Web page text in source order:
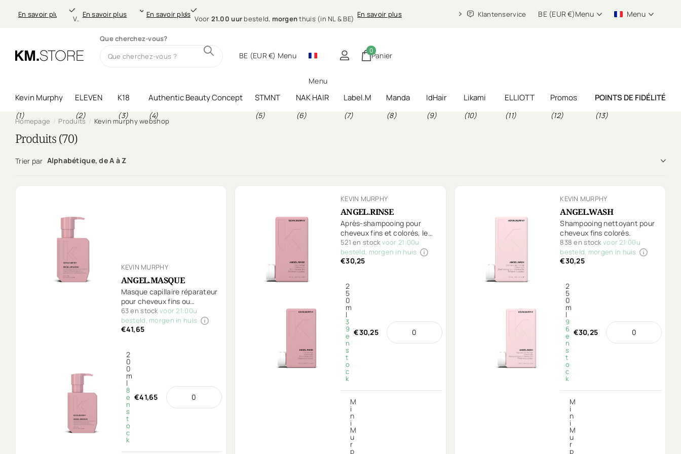
Gratis verzending vanaf €49,-
En savoir plus
Gratis verzending
Voor
21.00 uurbesteld,morgenthuis (in NL & BE)
En savoir plus
Professionele
haarverzorging bij jou thuis
En savoir plus
Professionele
En savoir plus Voor 21.00 uur besteld, morgenthuis (in NL & BE) En savoir plus Klantenservice BE (EUR €)Menu Menu
Que cherchez-vous?
BE (EUR €) Menu
Menu
Panier
0
Kevin Murphy
(1)
ELEVEN
(2)
K18
(3)
Authentic Beauty Concept
(4)
STMNT
(5)
NAK HAIR
(6)
Label.M
(7)
Manda
(8)
IdHair
(9)
Likami
(10)
ELLIOTT
(11)
Promos
(12)
POINTS DE FIDÉLITÉ
(13)
Homepage Produits Kevin murphy webshop
Produits (70)
Trier par Alphabétique, de A à Z
KEVIN MURPHY
ANGEL.MASQUE
Masque capillaire réparateur
pour cheveux fins ou
desséchés suite aux
colorations.
63 en stockvoor 21:00u
besteld, morgen in huis
€41,65
2
0
0
m
l
8
e
n
s
t
o
c
k
€41,65
KEVIN MURPHY
ANGEL.RINSE
Après-shampooing pour
cheveux fins et colorés, le
soin ultime pour vos cheveux
pour les rendre encore plus
volumineux.
521 en stockvoor 21:00u
besteld, morgen in huis
€30,25
2
5
0
m
l
3
9
e
n
s
t
o
c
k
€30,25
M
i
n
i
M
u
r
p
KEVIN MURPHY
ANGEL.WASH
Shampooing nettoyant pour
cheveux fins colorés.
838 en stockvoor 21:00u
besteld, morgen in huis
€30,25
2
5
0
m
l
9
6
e
n
s
t
o
c
k
€30,25
M
i
n
i
M
u
r
p